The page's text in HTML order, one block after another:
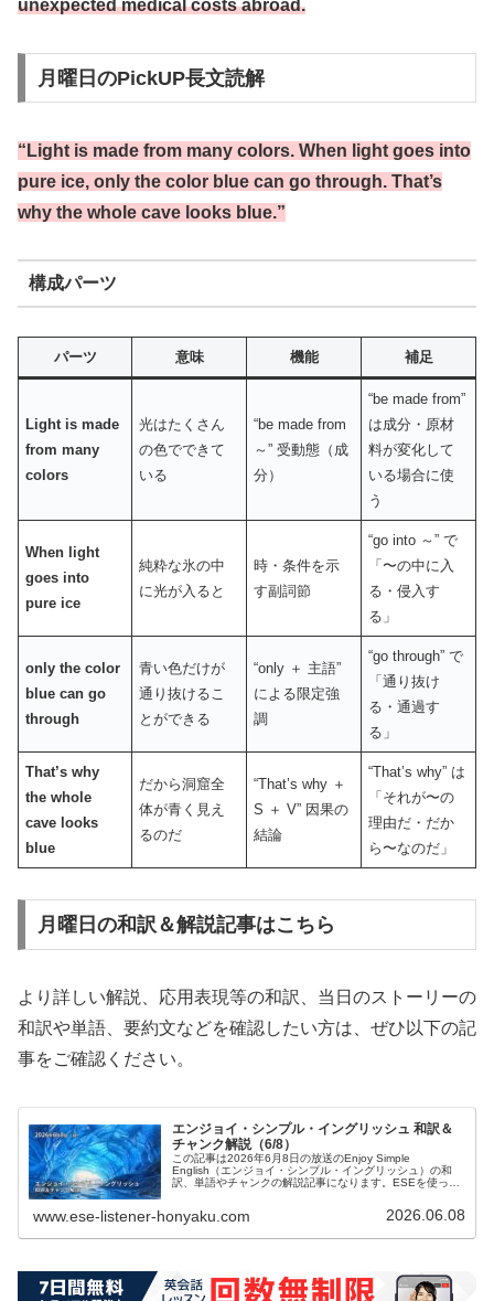
unexpected medical costs abroad.
月曜日のPickUP長文読解
“Light is made from many colors. When light goes into
pure ice, only the color blue can go through. That’s
why the whole cave looks blue.”
構成パーツ
パーツ 意味 機能 補足
Light is made
from many
colors
光はたくさん
の色でできて
いる
“be made from
～” 受動態（成
分）
“be made from”
は成分・原材
料が変化して
いる場合に使
う
When light
goes into
pure ice
純粋な氷の中
に光が入ると
時・条件を示
す副詞節
“go into ～” で
「〜の中に入
る・侵入す
る」
only the color
blue can go
through
青い色だけが
通り抜けるこ
とができる
“only ＋ 主語”
による限定強
調
“go through” で
「通り抜け
る・通過す
る」
That’s why
the whole
cave looks
blue
だから洞窟全
体が青く見え
るのだ
“That’s why ＋
S ＋ V” 因果の
結論
“That’s why” は
「それが〜の
理由だ・だか
ら〜なのだ」
月曜日の和訳＆解説記事はこちら
より詳しい解説、応用表現等の和訳、当日のストーリーの
和訳や単語、要約文などを確認したい方は、ぜひ以下の記
事をご確認ください。
エンジョイ・シンプル・イングリッシュ 和訳＆
チャンク解説（6/8）
この記事は2026年6月8日の放送のEnjoy Simple
English（エンジョイ・シンプル・イングリッシュ）の和
訳、単語やチャンクの解説記事になります。ESEを使って
会話を習得したい方などの英語学習をサポートするために
記事を作成しています。ぜひご覧ください。
www.ese-listener-honyaku.com 2026.06.08